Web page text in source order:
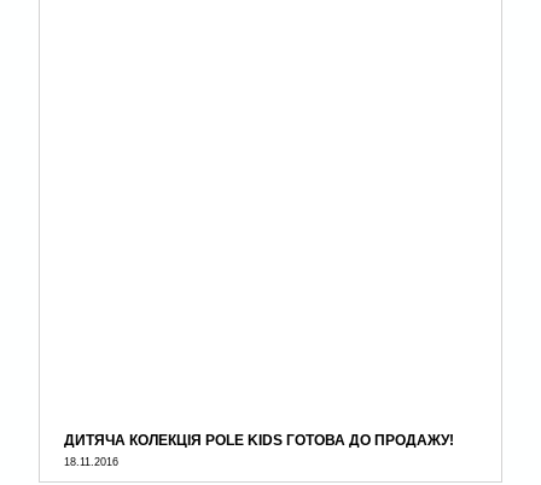
ДИТЯЧА КОЛЕКЦІЯ POLE KIDS ГОТОВА ДО ПРОДАЖУ!
18.11.2016